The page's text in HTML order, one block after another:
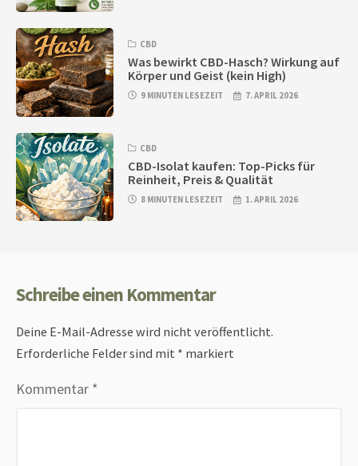
CBD
Was bewirkt CBD-Hasch? Wirkung auf
Körper und Geist (kein High)
9 MINUTEN LESEZEIT 7. APRIL 2026
CBD
CBD-Isolat kaufen: Top-Picks für
Reinheit, Preis & Qualität
8 MINUTEN LESEZEIT 1. APRIL 2026
Schreibe einen Kommentar
Deine E-Mail-Adresse wird nicht veröffentlicht.
Erforderliche Felder sind mit * markiert
Kommentar *